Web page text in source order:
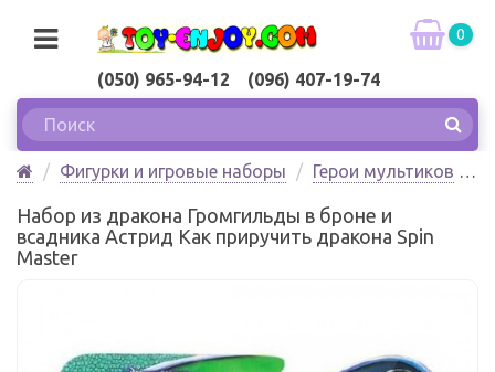
(050) 965-94-12 (096) 407-19-74
0
Фигурки и игровые наборы
Герои мультиков
Астрид Как приручить дракона Spin Master
Набор из дракона Громгильды в броне и
всадника Астрид Как приручить дракона Spin
Master